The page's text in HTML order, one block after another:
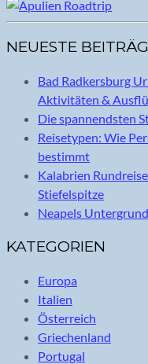
NEUESTE
Bad Radkersburg
Aktivitäten &
Die spannendsten
Reisetypen: Wie
bestimmt
Kalabrien
Stiefelspitze
Neapels
KATEGORIEN
Europa
Italien
Österreich
Griechenland
Portugal